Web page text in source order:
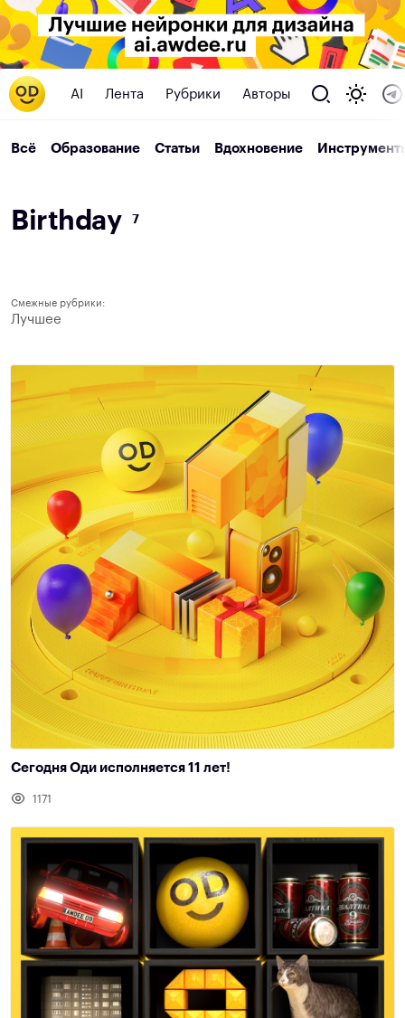
AI Лента Рубрики Авторы
Всё Образование Статьи Вдохновение
Birt hday 7
Смежные рубрики:
Лучшее
Сегодня Оди исполняется 11 лет!
1171